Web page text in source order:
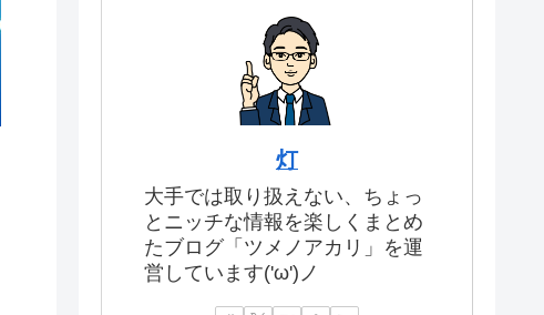
灯
大手では取り扱えない、ちょっ
とニッチな情報を楽しくまとめ
たブログ「ツメノアカリ」を運
営しています('ω')ノ